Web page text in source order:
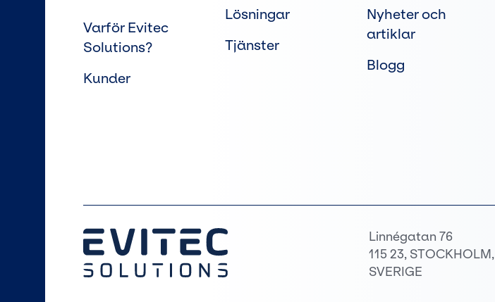
Varför Evitec
Solutions?
Kunder
Lösningar
Tjänster
Nyheter och
artiklar
Blogg
Linnégatan 76
115 23, STOCKHOLM,
SVERIGE